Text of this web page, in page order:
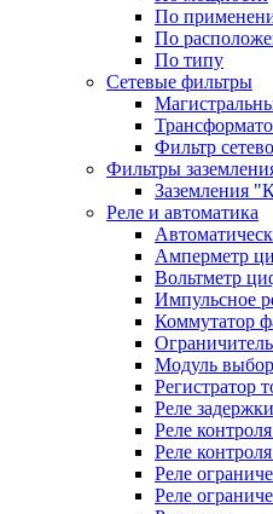
По
По
По типу
Сетевые фильтры
Фильтр
Фильтры
Заземления
Реле и автоматика
Амперметр
Вольтметр
Импульсное
Коммутатор
Модуль
Регистратор
Реле
Реле
Реле
Реле
Реле